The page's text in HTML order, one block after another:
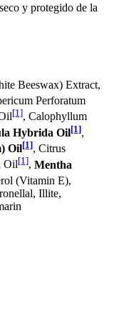
y protegido de la
Beeswax) Extract,
Perforatum
[1], Calophyllum
Hybrida Oil[1],
Oil[1], Citrus
Oil[1], Mentha
(Vitamin E),
Illite,